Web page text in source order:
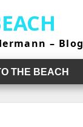
– Blog
THE BEACH